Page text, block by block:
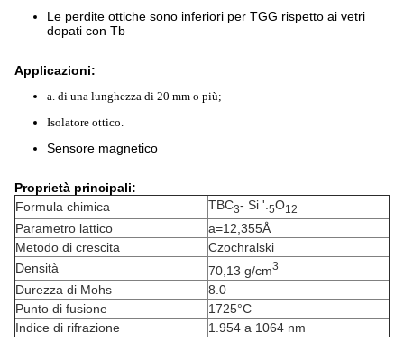
Le perdite ottiche sono inferiori per TGG rispetto ai vetri
dopati con Tb
Applicazioni:
a. di una lunghezza di 20 mm o più;
Isolatore ottico.
Sensore magnetico
Proprietà principali:
Formula chimica
TBC3- Si '. 5O12
Parametro lattico
a=12,355Å
Metodo di crescita
Czochralski
Densità
70,13 g/cm3
Durezza di Mohs
8.0
Punto di fusione
1725°C
Indice di rifrazione
1.954 a 1064 nm